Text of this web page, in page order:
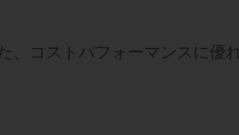
、コストパフォーマンスに優